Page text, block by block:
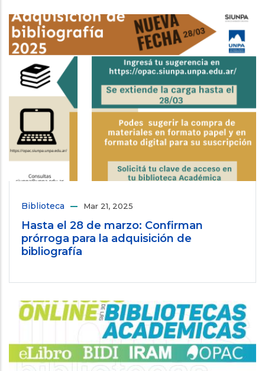
Biblioteca Mar 21, 2025
Hasta el 28 de marzo: Confirman
prórroga para la adquisición de
bibliografía